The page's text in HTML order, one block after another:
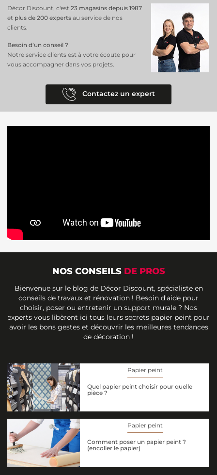
Décor Discount, c'est 23 magasins depuis 1987
et plus de 200 experts au service de nos
clients.
Besoin d’un conseil ?
Notre service clients est à votre écoute pour
vous accompagner dans vos projets.
Contactez un expert
NOS CONSEILS DE PROS
Bienvenue sur le blog de Décor Discount, spécialiste en
conseils de travaux et rénovation ! Besoin d'aide pour
choisir, poser ou entretenir un support murale ? Nos
experts vous libèrent ici tous leurs secrets papier peint pour
avoir les bons gestes et découvrir les meilleures tendances
de décoration !
Papier peint
Quel papier peint choisir pour quelle
pièce ?
Papier peint
Comment poser un papier peint ?
(encoller le papier)